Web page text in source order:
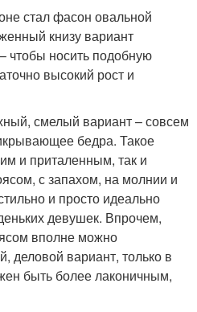
стал фасон овальной
книзу вариант
чтобы носить подобную
высокий рост и
смелый вариант – совсем
бедра. Такое
и приталенным, так и
с запахом, на молнии и
и просто идеально
девушек. Впрочем,
вполне можно
деловой вариант, только в
быть более лаконичным,